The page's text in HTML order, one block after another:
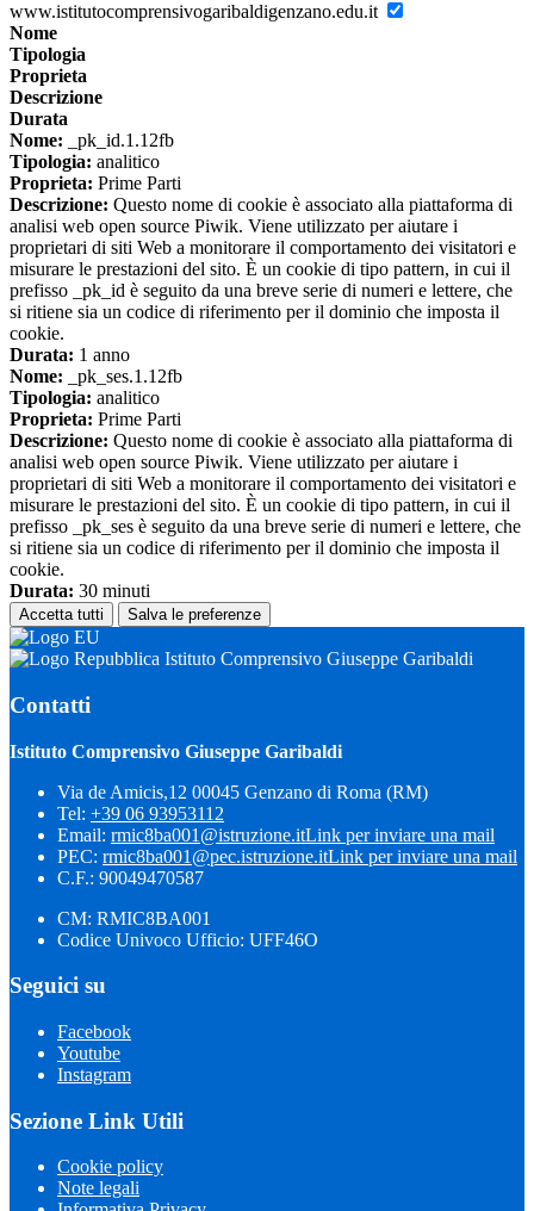
www.istitutocomprensivogaribaldigenzano.edu.it
Nome
Tipologia
Proprieta
Descrizione
Durata
Nome: _pk_id.1.12fb
Tipologia: analitico
Proprieta: Prime Parti
Descrizione: Questo nome di cookie è associato alla piattaforma di
analisi web open source Piwik. Viene utilizzato per aiutare i
proprietari di siti Web a monitorare il comportamento dei visitatori e
misurare le prestazioni del sito. È un cookie di tipo pattern, in cui il
prefisso _pk_id è seguito da una breve serie di numeri e lettere, che
si ritiene sia un codice di riferimento per il dominio che imposta il
cookie.
Durata: 1 anno
Nome: _pk_ses.1.12fb
Tipologia: analitico
Proprieta: Prime Parti
Descrizione: Questo nome di cookie è associato alla piattaforma di
analisi web open source Piwik. Viene utilizzato per aiutare i
proprietari di siti Web a monitorare il comportamento dei visitatori e
misurare le prestazioni del sito. È un cookie di tipo pattern, in cui il
prefisso _pk_ses è seguito da una breve serie di numeri e lettere, che
si ritiene sia un codice di riferimento per il dominio che imposta il
cookie.
Durata: 30 minuti
Accetta tutti Salva le preferenze
Istituto Comprensivo Giuseppe Garibaldi
Contatti
Istituto Comprensivo Giuseppe Garibaldi
Via de Amicis,12 00045 Genzano di Roma (RM)
Tel: +39 06 93953112
Email: rmic8ba001@istruzione.itLink per inviare una mail
PEC: rmic8ba001@pec.istruzione.itLink per inviare una mail
C.F.: 90049470587
CM: RMIC8BA001
Codice Univoco Ufficio: UFF46O
Seguici su
Facebook
Youtube
Instagram
Sezione Link Utili
Cookie policy
Note legali